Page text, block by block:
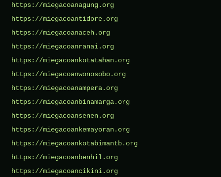
https://miegacoanagung.org
https://miegacoantidore.org
https://miegacoanaceh.org
https://miegacoanranai.org
https://miegacoankotatahan.org
https://miegacoanwonosobo.org
https://miegacoanampera.org
https://miegacoanbinamarga.org
https://miegacoansenen.org
https://miegacoankemayoran.org
https://miegacoankotabimantb.org
https://miegacoanbenhil.org
https://miegacoancikini.org